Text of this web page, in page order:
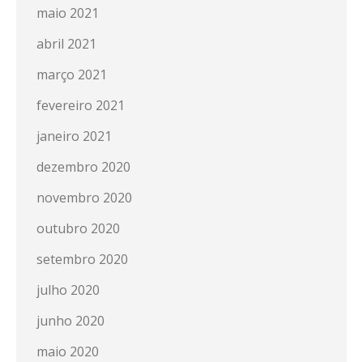
maio 2021
abril 2021
março 2021
fevereiro 2021
janeiro 2021
dezembro 2020
novembro 2020
outubro 2020
setembro 2020
julho 2020
junho 2020
maio 2020